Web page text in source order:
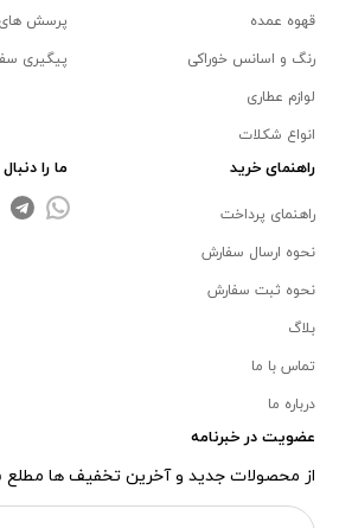
قهوه عمده
رنگ و اسانس خوراکی
لوازم عطاری
انواع شکلات
پرسش های
پیگیری
راهنمای خرید
راهنمای پرداخت
نحوه ارسال سفارش
نحوه ثبت سفارش
بلاگ
تماس با ما
درباره ما
ما را
عضویت در خبرنامه
از محصولات جدید و آخرین تخفیف ها مطلع